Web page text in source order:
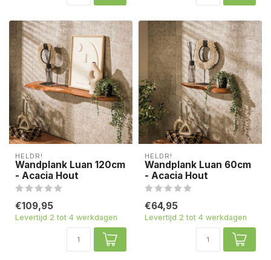
HELDR!
Wandplank Luan 120cm
- Acacia Hout
€109,95
Levertijd 2 tot 4 werkdagen
HELDR!
Wandplank Luan 60cm
- Acacia Hout
€64,95
Levertijd 2 tot 4 werkdagen